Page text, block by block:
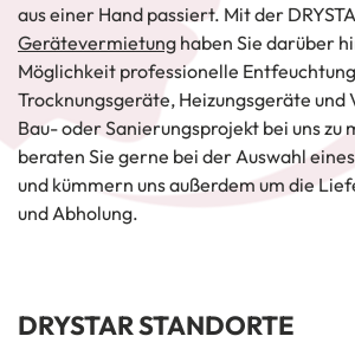
aus einer Hand passiert. Mit der
Gerätevermietung haben Sie darüber
Möglichkeit professionelle
Trocknungsgeräte, Heizungsgeräte
Bau- oder Sanierungsprojekt bei uns zu
beraten Sie gerne bei der Auswahl
und kümmern uns außerdem um die
und Abholung.
DRYSTAR STANDORTE